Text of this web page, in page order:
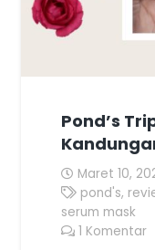
Pond’s
Maret 10,
pond's,
serum mask
1 Komentar